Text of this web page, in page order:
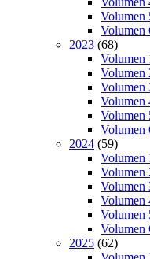
Volumen
Volumen
2023 (68)
Volumen
Volumen
Volumen
Volumen
Volumen
Volumen
2024 (59)
Volumen
Volumen
Volumen
Volumen
Volumen
Volumen
2025 (62)